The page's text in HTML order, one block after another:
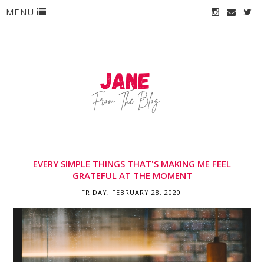
MENU
EVERY SIMPLE THINGS THAT'S MAKING ME FEEL
GRATEFUL AT THE MOMENT
FRIDAY, FEBRUARY 28, 2020